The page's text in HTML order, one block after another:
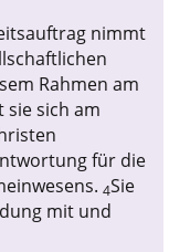
nimmt
Rahmen am
sich am
für die
4Sie
mit und